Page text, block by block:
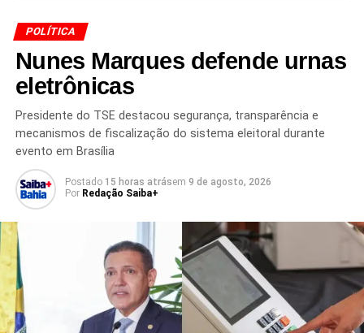
CENÁRIO POLÍTICO
DISPUTA PRESIDENCIAL
ELEIÇÕES 2026
FLÁVIO BOLSONARO
GOVERNADOR DE SÃO PAULO
PESQUISAS ELEITORAIS
PRIMEIRO TURNO
TARCÍSIO DE FREITAS
PRÓXIMO
Governo prevê prazo de 10 anos para
renegociação de dívidas rurais
NÃO PERCA
STF mantém cota para candidaturas de pessoas
negras
POLÍTICA
Nunes Marques defende urnas
eletrônicas
Presidente do TSE destacou segurança, transparência e
mecanismos de fiscalização do sistema eleitoral durante
evento em Brasília
Postado 15 horas atrásem 9 de agosto, 2026
Por Redação Saiba+